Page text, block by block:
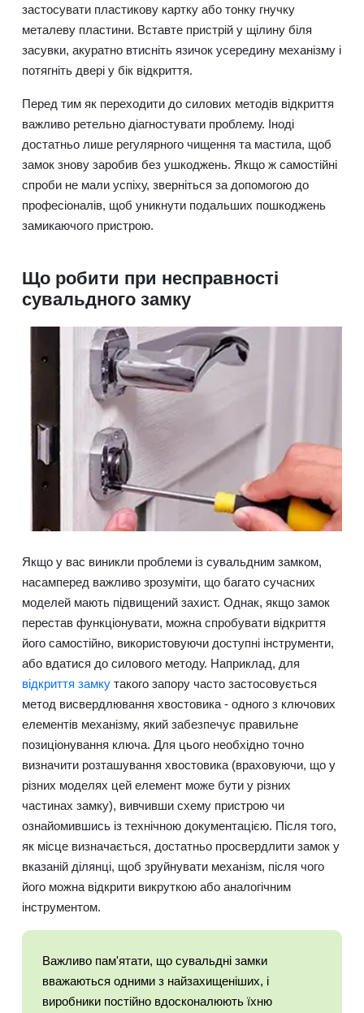
застосувати пластикову картку або тонку гнучку
металеву пластини. Вставте пристрій у щілину біля
засувки, акуратно втисніть язичок усередину механізму і
потягніть двері у бік відкриття.
Перед тим як переходити до силових методів відкриття
важливо ретельно діагностувати проблему. Іноді
достатньо лише регулярного чищення та мастила, щоб
замок знову заробив без ушкоджень. Якщо ж самостійні
спроби не мали успіху, зверніться за допомогою до
професіоналів, щоб уникнути подальших пошкоджень
замикаючого пристрою.
Що робити при несправності
сувальдного замку
Якщо у вас виникли проблеми із сувальдним замком,
насамперед важливо зрозуміти, що багато сучасних
моделей мають підвищений захист. Однак, якщо замок
перестав функціонувати, можна спробувати відкриття
його самостійно, використовуючи доступні інструменти,
або вдатися до силового методу. Наприклад, для
відкриття замку такого запору часто застосовується
метод висвердлювання хвостовика - одного з ключових
елементів механізму, який забезпечує правильне
позиціонування ключа. Для цього необхідно точно
визначити розташування хвостовика (враховуючи, що у
різних моделях цей елемент може бути у різних
частинах замку), вивчивши схему пристрою чи
ознайомившись із технічною документацією. Після того,
як місце визначається, достатньо просвердлити замок у
вказаній ділянці, щоб зруйнувати механізм, після чого
його можна відкрити викруткою або аналогічним
інструментом.
Важливо пам'ятати, що сувальдні замки
вважаються одними з найзахищеніших, і
виробники постійно вдосконалюють їхню